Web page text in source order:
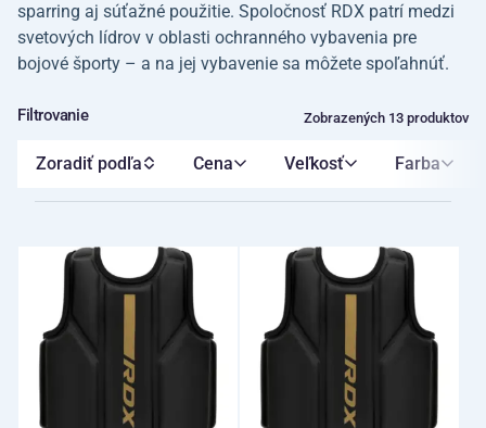
sparring aj súťažné použitie. Spoločnosť RDX patrí medzi
svetových lídrov v oblasti ochranného vybavenia pre
bojové športy – a na jej vybavenie sa môžete spoľahnúť.
Filtrovanie Zobrazených 13 produktov
Cena Veľkosť Farba
Zoradiť podľa